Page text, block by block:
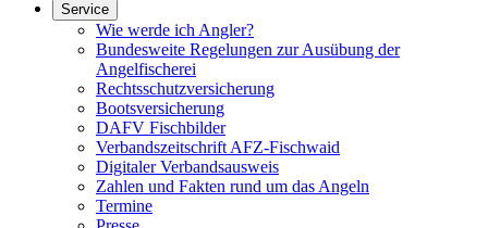
Service
Wie werde ich Angler?
Bundesweite Regelungen zur Ausübung der
Angelfischerei
Rechtsschutzversicherung
Bootsversicherung
DAFV Fischbilder
Verbandszeitschrift AFZ-Fischwaid
Digitaler Verbandsausweis
Zahlen und Fakten rund um das Angeln
Termine